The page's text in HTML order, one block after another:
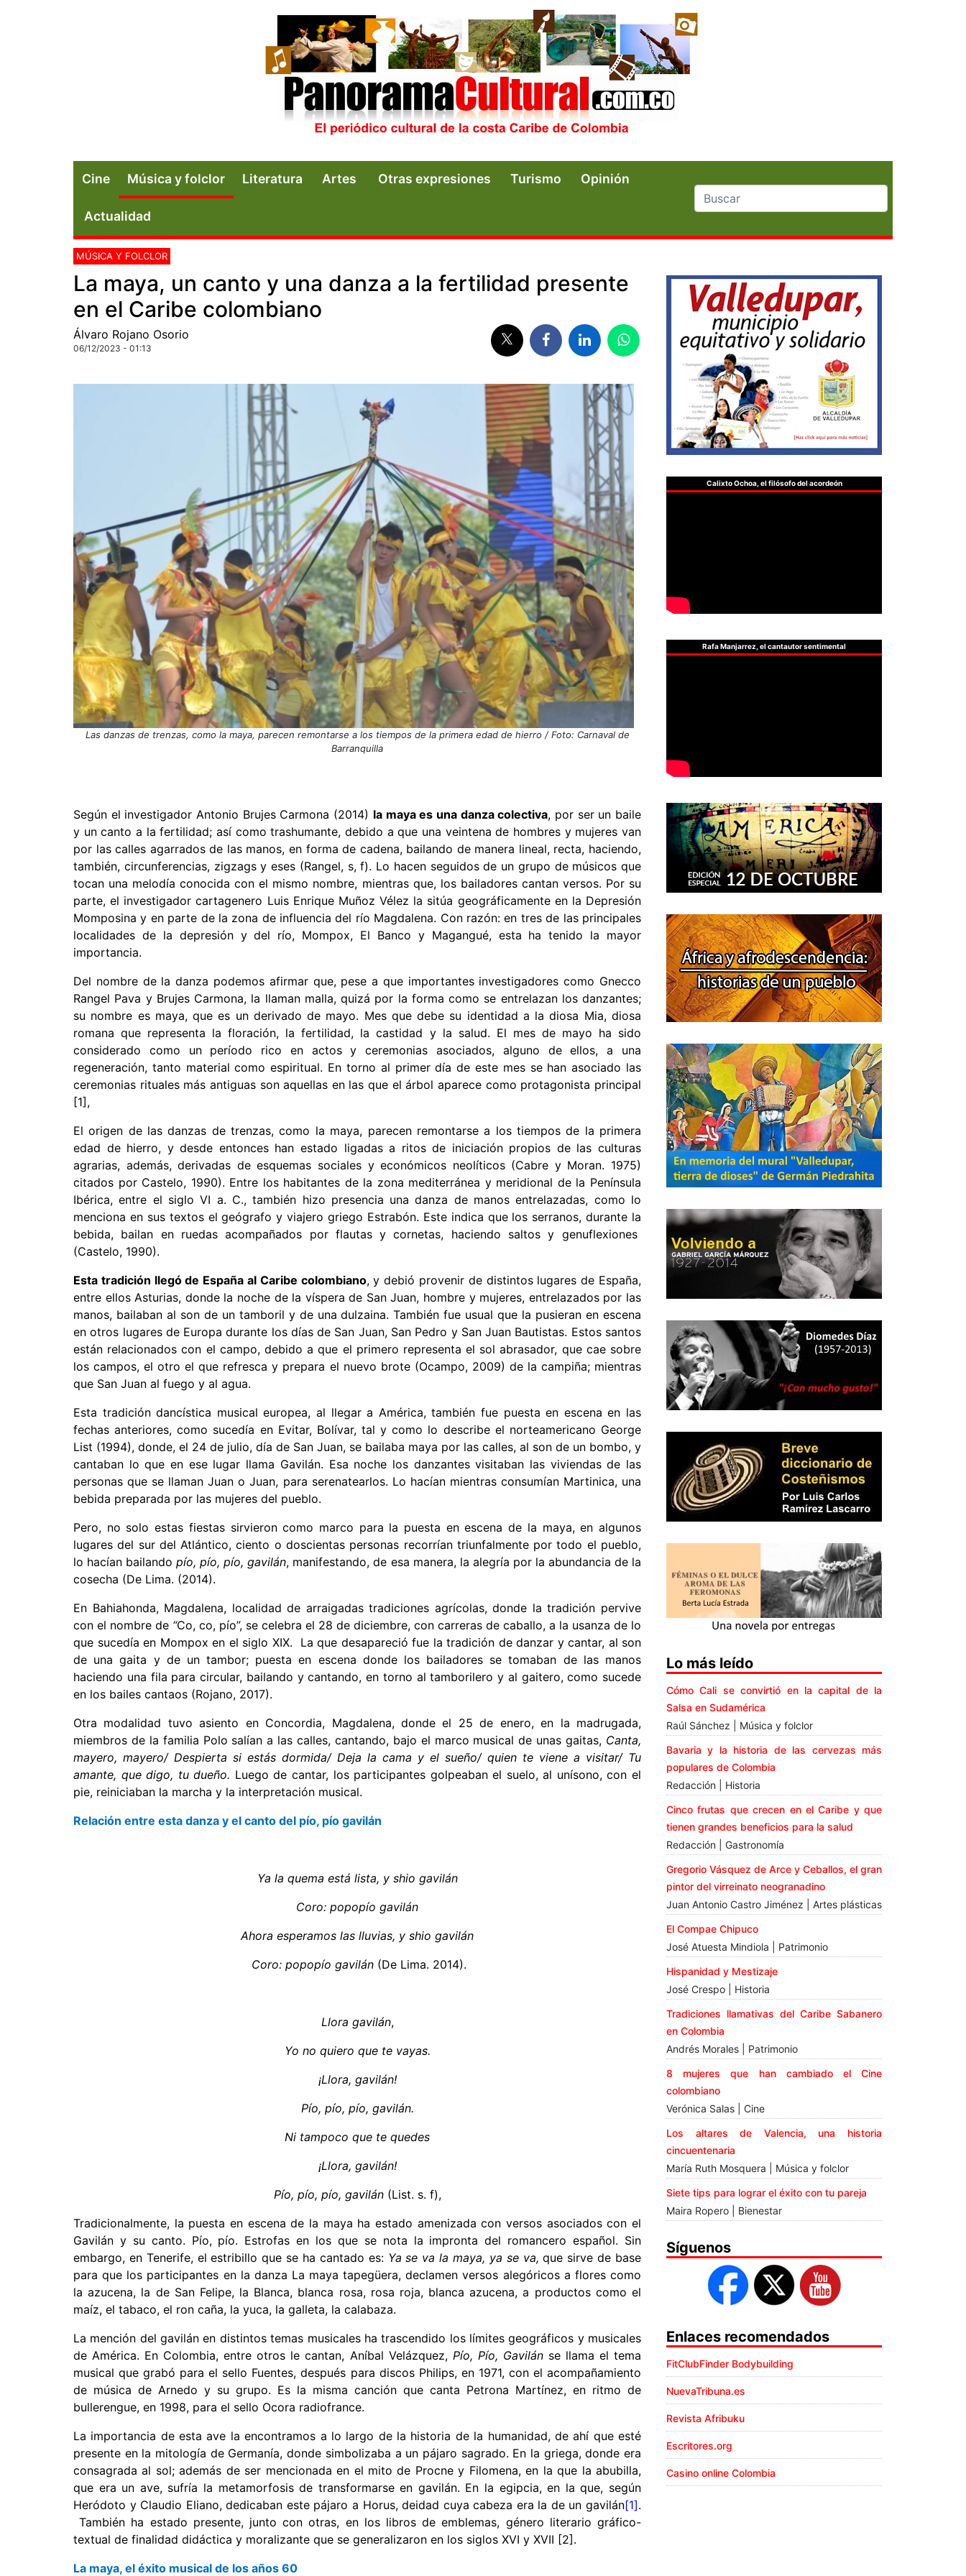
Cine Música y folclor Literatura Artes Otras expresiones Turismo Opinión
Actualidad
MÚSICA Y FOLCLOR
La maya, un canto y una danza a la fertilidad presente
en el Caribe colombiano
Álvaro Rojano Osorio
06/12/2023 - 01:13
Las danzas de trenzas, como la maya, parecen remontarse a los tiempos de la primera edad de hierro / Foto: Carnaval de
Barranquilla
Según el investigador Antonio Brujes Carmona (2014) la maya es una danza colectiva, por ser un baile
y un canto a la fertilidad; así como trashumante, debido a que una veintena de hombres y mujeres van
por las calles agarrados de las manos, en forma de cadena, bailando de manera lineal, recta, haciendo,
también, circunferencias, zigzags y eses (Rangel, s, f). Lo hacen seguidos de un grupo de músicos que
tocan una melodía conocida con el mismo nombre, mientras que, los bailadores cantan versos. Por su
parte, el investigador cartagenero Luis Enrique Muñoz Vélez la sitúa geográficamente en la Depresión
Momposina y en parte de la zona de influencia del río Magdalena. Con razón: en tres de las principales
localidades de la depresión y del río, Mompox, El Banco y Magangué, esta ha tenido la mayor
importancia.
Del nombre de la danza podemos afirmar que, pese a que importantes investigadores como Gnecco
Rangel Pava y Brujes Carmona, la llaman malla, quizá por la forma como se entrelazan los danzantes;
su nombre es maya, que es un derivado de mayo. Mes que debe su identidad a la diosa Mia, diosa
romana que representa la floración, la fertilidad, la castidad y la salud. El mes de mayo ha sido
considerado como un período rico en actos y ceremonias asociados, alguno de ellos, a una
regeneración, tanto material como espiritual. En torno al primer día de este mes se han asociado las
ceremonias rituales más antiguas son aquellas en las que el árbol aparece como protagonista principal
[1] ,
El origen de las danzas de trenzas, como la maya, parecen remontarse a los tiempos de la primera
edad de hierro, y desde entonces han estado ligadas a ritos de iniciación propios de las culturas
agrarias, además, derivadas de esquemas sociales y económicos neolíticos (Cabre y Moran. 1975)
citados por Castelo, 1990). Entre los habitantes de la zona mediterránea y meridional de la Península
Ibérica, entre el siglo VI a. C., también hizo presencia una danza de manos entrelazadas, como lo
menciona en sus textos el geógrafo y viajero griego Estrabón. Este indica que los serranos, durante la
bebida, bailan en ruedas acompañados por flautas y cornetas, haciendo saltos y genuflexiones
(Castelo, 1990).
Esta tradición llegó de España al Caribe colombiano, y debió provenir de distintos lugares de España,
entre ellos Asturias, donde la noche de la víspera de San Juan, hombre y mujeres, entrelazados por las
manos, bailaban al son de un tamboril y de una dulzaina. También fue usual que la pusieran en escena
en otros lugares de Europa durante los días de San Juan, San Pedro y San Juan Bautistas. Estos santos
están relacionados con el campo, debido a que el primero representa el sol abrasador, que cae sobre
los campos, el otro el que refresca y prepara el nuevo brote (Ocampo, 2009) de la campiña; mientras
que San Juan al fuego y al agua.
Esta tradición dancística musical europea, al llegar a América, también fue puesta en escena en las
fechas anteriores, como sucedía en Evitar, Bolívar, tal y como lo describe el norteamericano George
List (1994), donde, el 24 de julio, día de San Juan, se bailaba maya por las calles, al son de un bombo, y
cantaban lo que en ese lugar llama Gavilán. Esa noche los danzantes visitaban las viviendas de las
personas que se llaman Juan o Juan, para serenatearlos. Lo hacían mientras consumían Martinica, una
bebida preparada por las mujeres del pueblo.
Pero, no solo estas fiestas sirvieron como marco para la puesta en escena de la maya, en algunos
lugares del sur del Atlántico, ciento o doscientas personas recorrían triunfalmente por todo el pueblo,
lo hacían bailandopío, pío, pío, gavilán, manifestando, de esa manera, la alegría por la abundancia de la
cosecha (De Lima. (2014).
En Bahiahonda, Magdalena, localidad de arraigadas tradiciones agrícolas, donde la tradición pervive
con el nombre de “Co, co, pío”, se celebra el 28 de diciembre, con carreras de caballo, a la usanza de lo
que sucedía en Mompox en el siglo XIX. La que desapareció fue la tradición de danzar y cantar, al son
de una gaita y de un tambor; puesta en escena donde los bailadores se tomaban de las manos
haciendo una fila para circular, bailando y cantando, en torno al tamborilero y al gaitero, como sucede
en los bailes cantaos (Rojano, 2017).
Otra modalidad tuvo asiento en Concordia, Magdalena, donde el 25 de enero, en la madrugada,
miembros de la familia Polo salían a las calles, cantando, bajo el marco musical de unas gaitas, Canta,
mayero, mayero/ Despierta si estás dormida/ Deja la cama y el sueño/ quien te viene a visitar/ Tu
amante, que digo, tu dueño. Luego de cantar, los participantes golpeaban el suelo, al unísono, con el
pie, reiniciaban la marcha y la interpretación musical.
Relación entre esta danza y el canto del pío, pío gavilán
Ya la quema está lista, y shio gavilán
Coro: popopío gavilán
Ahora esperamos las lluvias, y shio gavilán
Coro: popopío gavilán (De Lima. 2014).
Llora gavilán,
Yo no quiero que te vayas.
¡Llora, gavilán!
Pío, pío, pío, gavilán.
Ni tampoco que te quedes
¡Llora, gavilán!
Pío, pío, pío, gavilán (List. s. f),
Tradicionalmente, la puesta en escena de la maya ha estado amenizada con versos asociados con el
Gavilán y su canto. Pío, pío. Estrofas en los que se nota la impronta del romancero español. Sin
embargo, en Tenerife, el estribillo que se ha cantado es: Ya se va la maya, ya se va,que sirve de base
para que los participantes en la danza La maya tapegüera, declamen versos alegóricos a flores como
la azucena, la de San Felipe, la Blanca, blanca rosa, rosa roja, blanca azucena, a productos como el
maíz, el tabaco, el ron caña, la yuca, la galleta, la calabaza.
La mención del gavilán en distintos temas musicales ha trascendido los límites geográficos y musicales
de América. En Colombia, entre otros le cantan, Aníbal Velázquez, Pío, Pío, Gavilánse llama el tema
musical que grabó para el sello Fuentes, después para discos Philips, en 1971, con el acompañamiento
de música de Arnedo y su grupo. Es la misma canción que canta Petrona Martínez, en ritmo de
bullerengue, en 1998, para el sello Ocora radiofrance.
La importancia de esta ave la encontramos a lo largo de la historia de la humanidad, de ahí que esté
presente en la mitología de Germanía, donde simbolizaba a un pájaro sagrado. En la griega, donde era
consagrada al sol; además de ser mencionada en el mito de Procne y Filomena, en la que la abubilla,
que era un ave, sufría la metamorfosis de transformarse en gavilán. En la egipcia, en la que, según
Heródoto y Claudio Eliano, dedicaban este pájaro a Horus, deidad cuya cabeza era la de un gavilán[1].
También ha estado presente, junto con otras, en los libros de emblemas, género literario gráfico-
textual de finalidad didáctica y moralizante que se generalizaron en los siglos XVI y XVII [2] .
La maya, el éxito musical de los años 60
Calixto Ochoa, el filósofo del acordeón
Rafa Manjarrez, el cantautor sentimental
Lo más leído
Cómo Cali se convirtió en la capital de la
Salsa en Sudamérica
Raúl Sánchez | Música y folclor
Bavaria y la historia de las cervezas más
populares de Colombia
Redacción | Historia
Cinco frutas que crecen en el Caribe y que
tienen grandes beneficios para la salud
Redacción | Gastronomía
Gregorio Vásquez de Arce y Ceballos, el gran
pintor del virreinato neogranadino
Juan Antonio Castro Jiménez | Artes plásticas
El Compae Chipuco
José Atuesta Mindiola | Patrimonio
Hispanidad y Mestizaje
José Crespo | Historia
Tradiciones llamativas del Caribe Sabanero
en Colombia
Andrés Morales | Patrimonio
8 mujeres que han cambiado el Cine
colombiano
Verónica Salas | Cine
Los altares de Valencia, una historia
cincuentenaria
María Ruth Mosquera | Música y folclor
Siete tips para lograr el éxito con tu pareja
Maira Ropero | Bienestar
Síguenos
Enlaces recomendados
FitClubFinder Bodybuilding
NuevaTribuna.es
Revista Afribuku
Escritores.org
Casino online Colombia